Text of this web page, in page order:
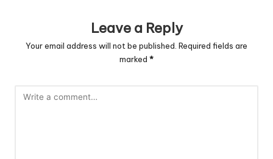
Leave a Reply
Your email address will not be published. Required fields are
marked *